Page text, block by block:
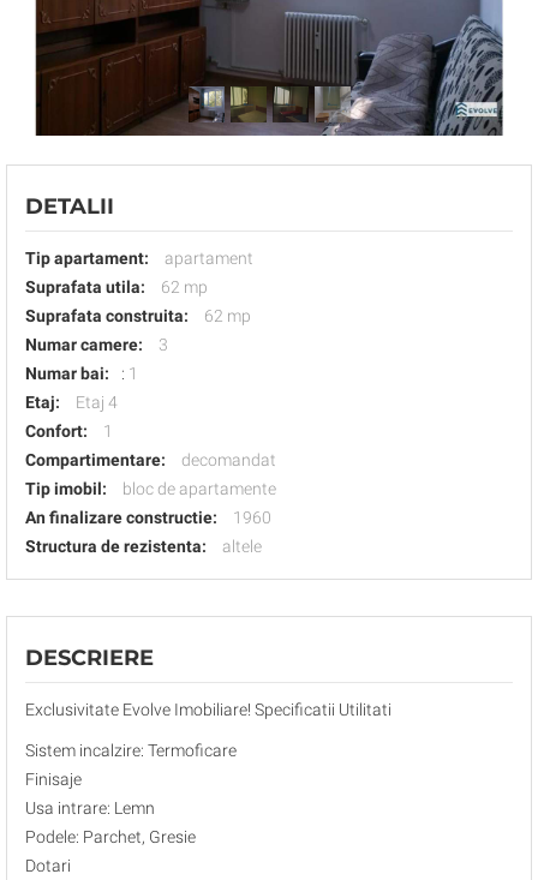
DETALII
Tip apartament:
apartament
Suprafata utila:
62 mp
Suprafata construita:
62 mp
Numar camere:
3
Numar bai:
: 1
Etaj:
Etaj 4
Confort:
1
Compartimentare:
decomandat
Tip imobil:
bloc de apartamente
An finalizare constructie:
1960
Structura de rezistenta:
altele
DESCRIERE
Exclusivitate Evolve Imobiliare! Specificatii Utilitati
Sistem incalzire: Termoficare
Finisaje
Usa intrare: Lemn
Podele: Parchet, Gresie
Dotari